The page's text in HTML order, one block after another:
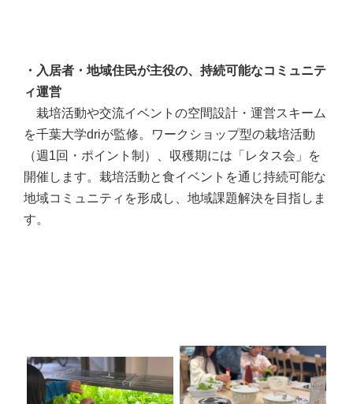
・入居者・地域住民が主役の、持続可能なコミュニテ
ィ運営
栽培活動や交流イベントの空間設計・運営スキーム
を千葉大学driが監修。ワークショップ型の栽培活動
（週1回・ポイント制）、収穫期には「レタス会」を
開催します。栽培活動と食イベントを通じ持続可能な
地域コミュニティを形成し、地域課題解決を目指しま
す。